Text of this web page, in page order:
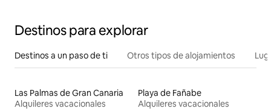
Destinos para explorar
Destinos a un paso de ti Otros tipos de alojamientos
Las Palmas de Gran Canaria
Alquileres vacacionales
Playa de Fañabe
Alquileres vacacionales